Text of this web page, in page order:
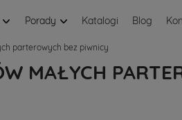
Porady Katalogi Blog
parterowych bez piwnicy
MAŁYCH